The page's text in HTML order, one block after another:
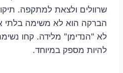
שרוולים ולצאת למתקפה.
הברקה הוא לא משימה
לא "הנדימן" מלידה. קחו
להיות מספק במיוחד.